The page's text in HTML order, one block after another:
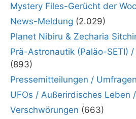
Mystery Files-Gerücht der
News-Meldung (2.029)
Planet Nibiru & Zecharia
Prä-Astronautik (Paläo-SETI)
(893)
Pressemitteilungen /
UFOs / Außerirdisches Leben
Verschwörungen (663)